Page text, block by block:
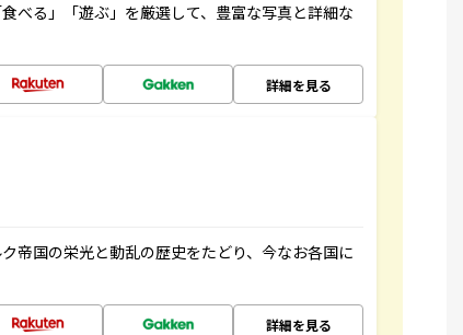
べる」「遊ぶ」を厳選して、豊富な写真と詳細な
詳細を見る
帝国の栄光と動乱の歴史をたどり、今なお各国に
詳細を見る